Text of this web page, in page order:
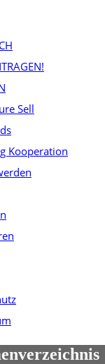
Sell
Kooperation